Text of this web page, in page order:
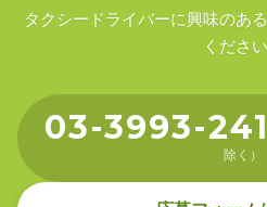
タクシードライバーに興味のあ
ください
03-3993-
除く）